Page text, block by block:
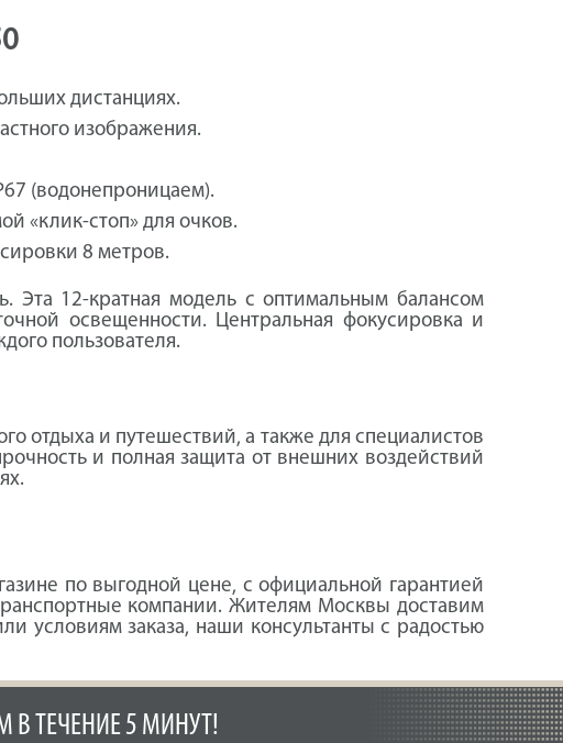
дистанциях.
изображения.
(водонепроницаем).
«клик-стоп» для очков.
8 метров.
Эта 12-кратная модель с оптимальным балансом
освещенности. Центральная фокусировка и
пользователя.
отдыха и путешествий, а также для специалистов
и полная защита от внешних воздействий
по выгодной цене, с официальной гарантией
компании. Жителям Москвы доставим
условиям заказа, наши консультанты с радостью
В ТЕЧЕНИЕ 5 МИНУТ!